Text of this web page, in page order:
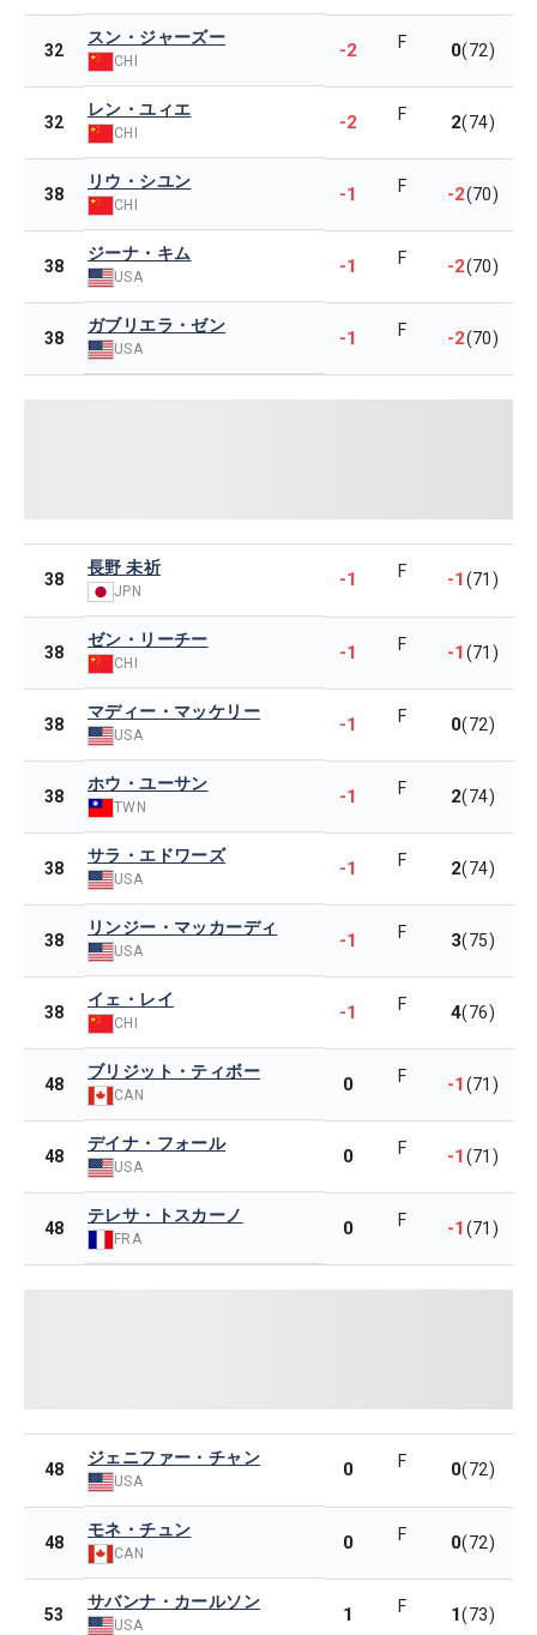
32
スン・ジャーズー
CHI -2 F 0(72)
32
レン・ユィエ
CHI -2 F 2(74)
38
リウ・シユン
CHI -1 F -2(70)
38
ジーナ・キム
USA -1 F -2(70)
38
ガブリエラ・ゼン
USA -1 F -2(70)
38
長野 未祈
JPN
-1 F -1(71)
38
ゼン・リーチー
CHI -1 F -1(71)
38
マディー・マッケリー
USA -1 F 0(72)
38
ホウ・ユーサン
TWN -1 F 2(74)
38
サラ・エドワーズ
USA -1 F 2(74)
38
リンジー・マッカーディ
USA -1 F 3(75)
38
イェ・レイ
CHI -1 F 4(76)
48
ブリジット・ティボー
CAN 0 F -1(71)
48
デイナ・フォール
USA 0 F -1(71)
48
テレサ・トスカーノ
FRA 0 F -1(71)
48
ジェニファー・チャン
USA
0 F 0(72)
48
モネ・チュン
CAN 0 F 0(72)
53
サバンナ・カールソン
USA 1 F 1(73)